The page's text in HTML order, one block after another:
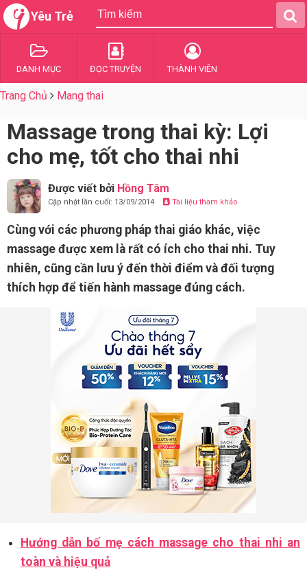
Yêu Trẻ
DANH MỤC ĐỌC TRUYỆN THÀNH VIÊN
Trang Chủ Mang thai
Massage trong thai kỳ: Lợi
cho mẹ, tốt cho thai nhi
Được viết bởi Hồng Tâm
Cập nhật lần cuối: 13/09/2014 Tài liệu tham khảo
Cùng với các phương pháp thai giáo khác, việc
massage được xem là rất có ích cho thai nhi. Tuy
nhiên, cũng cần lưu ý đến thời điểm và đối tượng
thích hợp để tiến hành massage đúng cách.
Hướng dẫn bố mẹ cách massage cho thai nhi an
toàn và hiệu quả